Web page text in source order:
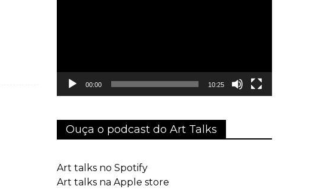
00:00 10:25
Ouça o podcast do Art Talks
Art talks no Spotify
Art talks na Apple store